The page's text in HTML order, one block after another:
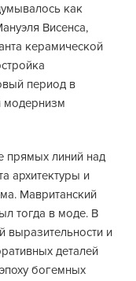
как
Висенса,
керамической
период в
модернизм
прямых линий над
архитектуры и
Мавританский
тогда в моде. В
выразительности и
деталей
богемных